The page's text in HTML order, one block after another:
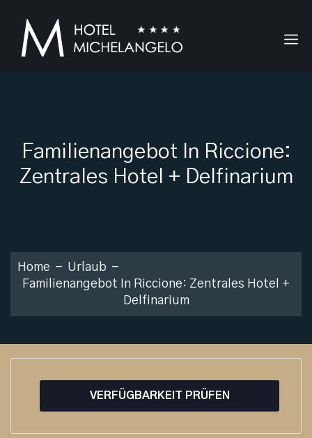
Familienangebot In Riccione:
Zentrales Hotel + Delfinarium
Home
Urlaub
Familienangebot In Riccione: Zentrales Hotel +
Delfinarium
VERFÜGBARKEIT PRÜFEN